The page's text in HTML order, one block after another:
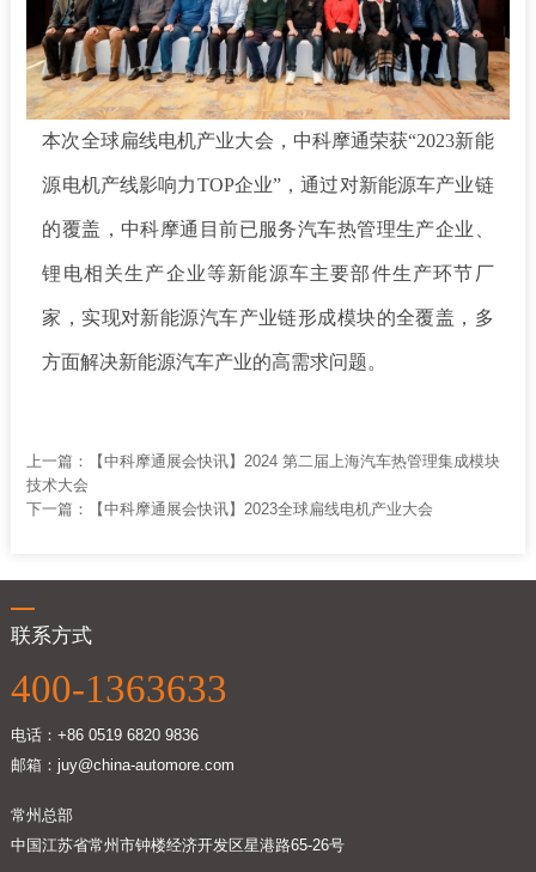
本次全球扁线电机产业大会，中科摩通荣获“2023新能
源电机产线影响力TOP企业”，通过对新能源车产业链
的覆盖，中科摩通目前已服务汽车热管理生产企业、
锂电相关生产企业等新能源车主要部件生产环节厂
家， 实现对新能源汽车产业链形成模块的全覆盖，多
方面解决新能源汽车产业的高需求问题。
上一篇：
【中科摩通展会快讯】2024 第二届上海汽车热管理集成模块
技术大会
下一篇：
【中科摩通展会快讯】2023全球扁线电机产业大会
联系方式
400-1363633
电话：+86 0519 6820 9836
邮箱：juy@china-automore.com
常州总部
中国江苏省常州市钟楼经济开发区星港路65-26号